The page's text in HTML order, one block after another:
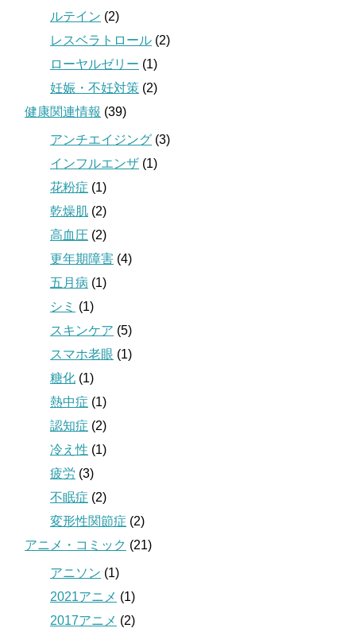
ルテイン (2)
レスベラトロール (2)
ローヤルゼリー (1)
妊娠・不妊対策 (2)
健康関連情報 (39)
アンチエイジング (3)
インフルエンザ (1)
花粉症 (1)
乾燥肌 (2)
高血圧 (2)
更年期障害 (4)
五月病 (1)
シミ (1)
スキンケア (5)
スマホ老眼 (1)
糖化 (1)
熱中症 (1)
認知症 (2)
冷え性 (1)
疲労 (3)
不眠症 (2)
変形性関節症 (2)
アニメ・コミック (21)
アニソン (1)
2021アニメ (1)
2017アニメ (2)